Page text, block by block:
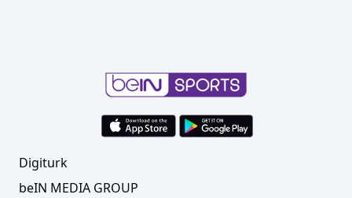
Digiturk
beIN MEDIA GROUP